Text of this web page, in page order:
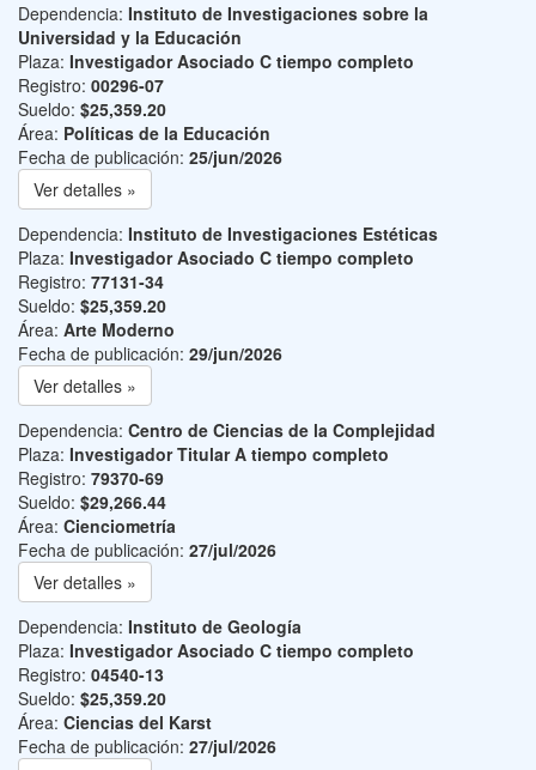
Dependencia: Instituto de Investigaciones sobre la
Universidad y la Educación
Plaza: Investigador Asociado C tiempo completo
Registro: 00296-07
Sueldo: $25,359.20
Área: Políticas de la Educación
Fecha de publicación: 25/jun/2026
Ver detalles »
Dependencia: Instituto de Investigaciones Estéticas
Plaza: Investigador Asociado C tiempo completo
Registro: 77131-34
Sueldo: $25,359.20
Área: Arte Moderno
Fecha de publicación: 29/jun/2026
Ver detalles »
Dependencia: Centro de Ciencias de la Complejidad
Plaza: Investigador Titular A tiempo completo
Registro: 79370-69
Sueldo: $29,266.44
Área: Cienciometría
Fecha de publicación: 27/jul/2026
Ver detalles »
Dependencia: Instituto de Geología
Plaza: Investigador Asociado C tiempo completo
Registro: 04540-13
Sueldo: $25,359.20
Área: Ciencias del Karst
Fecha de publicación: 27/jul/2026